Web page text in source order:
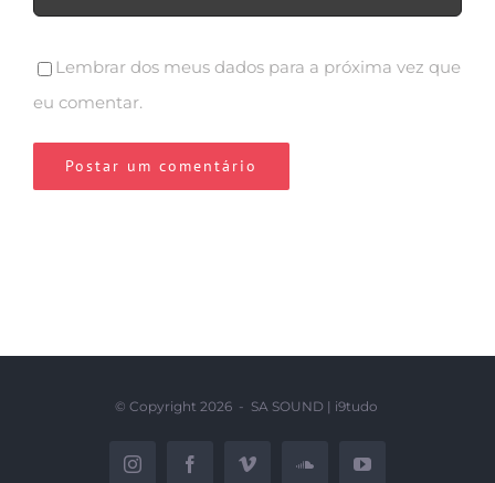
Lembrar dos meus dados para a próxima vez que
eu comentar.
© Copyright 2026 - SA SOUND | i9tudo
InstagramFacebookVimeo SoundCloudYouTube